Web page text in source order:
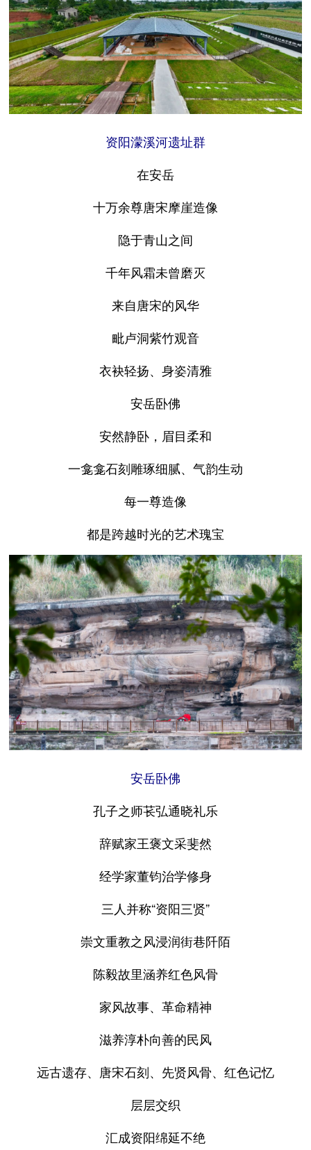
资阳濛溪河遗址群
在安岳
十万余尊唐宋摩崖造像
隐于青山之间
千年风霜未曾磨灭
来自唐宋的风华
毗卢洞紫竹观音
衣袂轻扬、身姿清雅
安岳卧佛
安然静卧，眉目柔和
一龛龛石刻雕琢细腻、气韵生动
每一尊造像
都是跨越时光的艺术瑰宝
安岳卧佛
孔子之师苌弘通晓礼乐
辞赋家王褒文采斐然
经学家董钧治学修身
三人并称“资阳三贤”
崇文重教之风浸润街巷阡陌
陈毅故里涵养红色风骨
家风故事、革命精神
滋养淳朴向善的民风
远古遗存、唐宋石刻、先贤风骨、红色记忆
层层交织
汇成资阳绵延不绝